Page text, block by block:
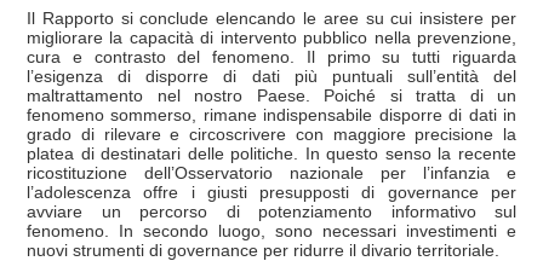
Il Rapporto si conclude elencando le aree su cui insistere per
migliorare la capacità di intervento pubblico nella prevenzione,
cura e contrasto del fenomeno. Il primo su tutti riguarda
l’esigenza di disporre di dati più puntuali sull’entità del
maltrattamento nel nostro Paese. Poiché si tratta di un
fenomeno sommerso, rimane indispensabile disporre di dati in
grado di rilevare e circoscrivere con maggiore precisione la
platea di destinatari delle politiche. In questo senso la recente
ricostituzione dell’Osservatorio nazionale per l’infanzia e
l’adolescenza offre i giusti presupposti di governance per
avviare un percorso di potenziamento informativo sul
fenomeno. In secondo luogo, sono necessari investimenti e
nuovi strumenti di governance per ridurre il divario territoriale.